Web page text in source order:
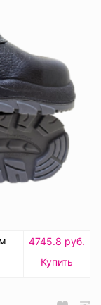
4745.8 руб.
Купить